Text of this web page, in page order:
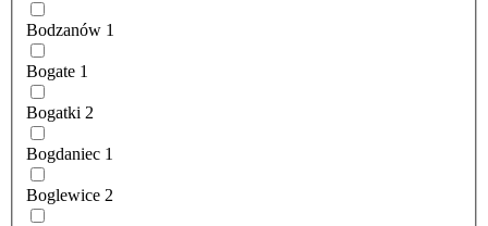
Bodzanów 1
Bogate 1
Bogatki 2
Bogdaniec 1
Boglewice 2